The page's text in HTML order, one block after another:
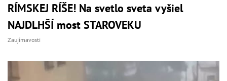
RÍMSKEJ RÍŠE! Na svetlo sveta vyšiel
NAJDLHŠÍ most STAROVEKU
Zaujímavosti